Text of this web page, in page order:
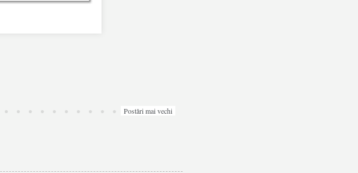
Postări mai vechi